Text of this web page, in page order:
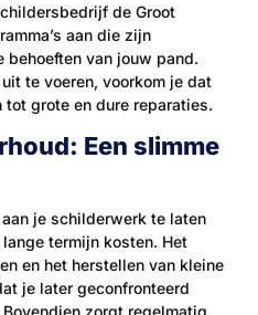
de Groot
aan die zijn
van jouw pand.
te voeren, voorkom je dat
grote en dure reparaties.
Een slimme
je schilderwerk te laten
termijn kosten. Het
en het herstellen van kleine
je later geconfronteerd